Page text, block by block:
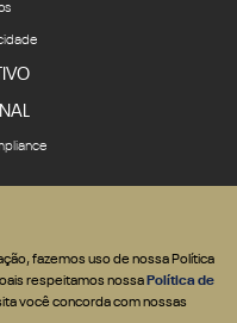
® Direitos Reservados.
fazemos uso de nossa Política
respeitamos nossa Política de
você concorda com nossas